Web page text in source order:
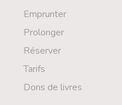
Emprunter
Prolonger
Réserver
Tarifs
Dons de livres